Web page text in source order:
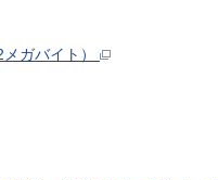
ガバイト）